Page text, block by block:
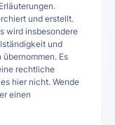
und erstellt.
wird insbesondere
und
Es
rechtliche
hier nicht. Wende
einen